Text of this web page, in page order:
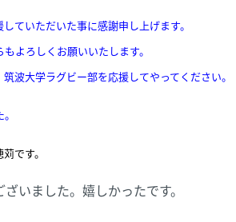
ていただいた事に感謝申し上げます。
よろしくお願いいたします。
波大学ラグビー部を応援してやってください。
です。
いました。嬉しかったです。